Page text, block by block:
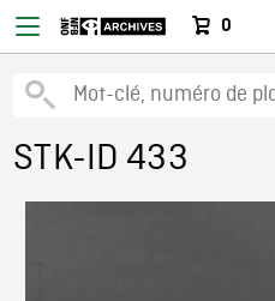
0
STK-ID 433